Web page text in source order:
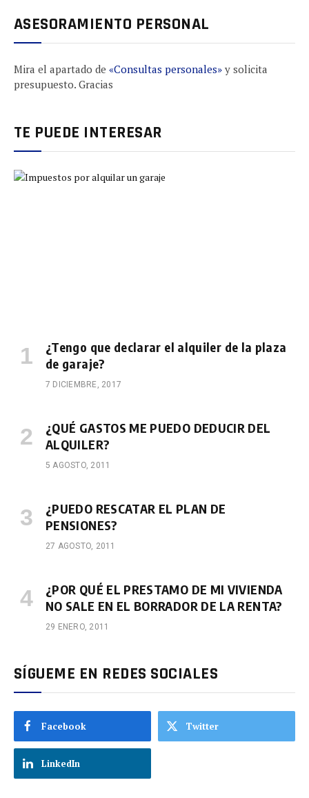
ASESORAMIENTO PERSONAL
Mira el apartado de «Consultas personales» y solicita
presupuesto. Gracias
TE PUEDE INTERESAR
¿Tengo que declarar el alquiler de la plaza
de garaje?
7 DICIEMBRE, 2017
¿QUÉ GASTOS ME PUEDO DEDUCIR DEL
ALQUILER?
5 AGOSTO, 2011
¿PUEDO RESCATAR EL PLAN DE
PENSIONES?
27 AGOSTO, 2011
¿POR QUÉ EL PRESTAMO DE MI VIVIENDA
NO SALE EN EL BORRADOR DE LA RENTA?
29 ENERO, 2011
SÍGUEME EN REDES SOCIALES
Facebook Twitter
LinkedIn